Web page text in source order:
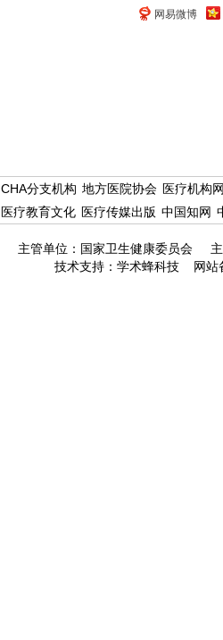
网易微博
CHA分支机构 地方医院协会 医疗机构
医疗教育文化 医疗传媒出版 中国知网
主管单位：国家卫生健康委员会
技术支持：学术蜂科技 网站